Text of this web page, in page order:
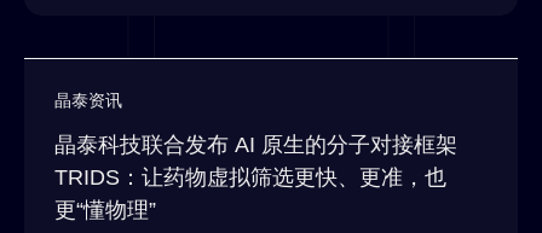
晶泰资讯
晶泰科技联合发布 AI 原生的分子对接框架
TRIDS：让药物虚拟筛选更快、更准，也
更“懂物理”